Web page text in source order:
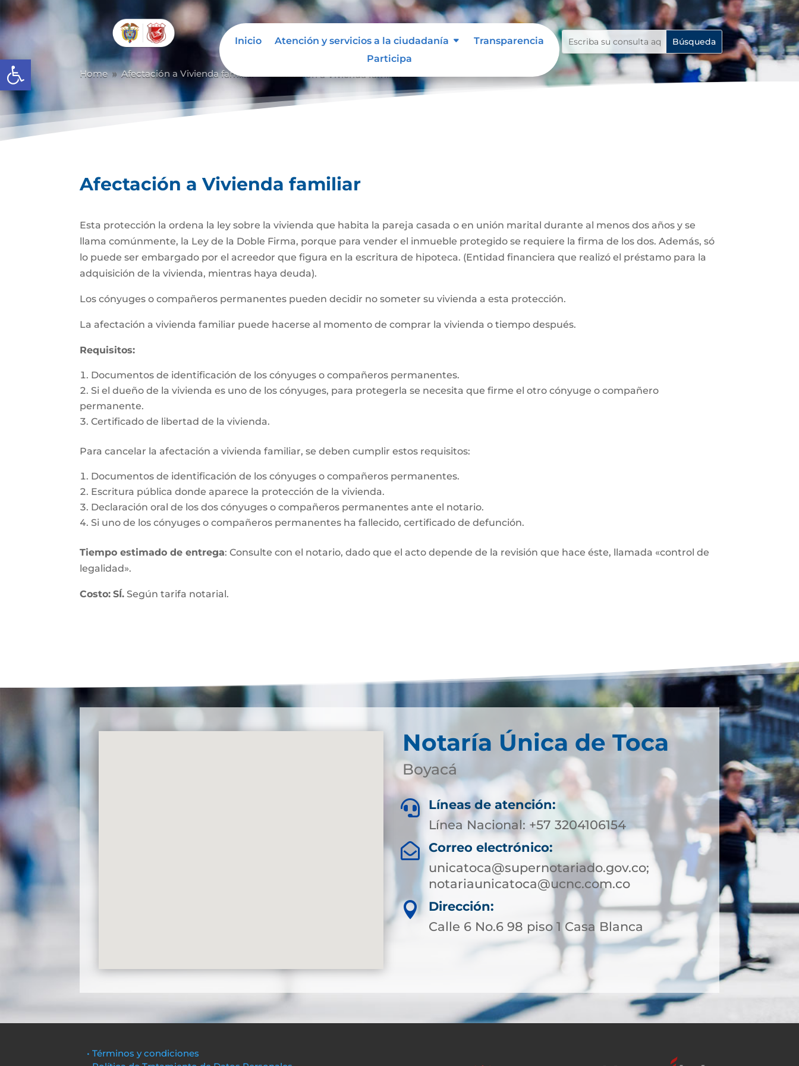
Abrir barra de herramientas
Inicio Atención y servicios a la ciudadanía
Transparencia
Participa
Home 9 Afectación a Vivienda familiar
Afectación a Vivienda familiar
Esta protección la ordena la ley sobre la vivienda que habita la pareja casada o en unión marital durante al menos dos años y se
llama comúnmente, la Ley de la Doble Firma, porque para vender el inmueble protegido se requiere la firma de los dos. Además, só
lo puede ser embargado por el acreedor que figura en la escritura de hipoteca. (Entidad financiera que realizó el préstamo para la
adquisición de la vivienda, mientras haya deuda).
Los cónyuges o compañeros permanentes pueden decidir no someter su vivienda a esta protección.
La afectación a vivienda familiar puede hacerse al momento de comprar la vivienda o tiempo después.
Requisitos:
Documentos de identificación de los cónyuges o compañeros permanentes.
Si el dueño de la vivienda es uno de los cónyuges, para protegerla se necesita que firme el otro cónyuge o compañero
permanente.
Certificado de libertad de la vivienda.
Para cancelar la afectación a vivienda familiar, se deben cumplir estos requisitos:
Documentos de identificación de los cónyuges o compañeros permanentes.
Escritura pública donde aparece la protección de la vivienda.
Declaración oral de los dos cónyuges o compañeros permanentes ante el notario.
Si uno de los cónyuges o compañeros permanentes ha fallecido, certificado de defunción.
Tiempo estimado de entrega: Consulte con el notario, dado que el acto depende de la revisión que hace éste, llamada «control de
legalidad».
Costo: SÍ. Según tarifa notarial.
Notaría Única de Toca
Boyacá

Líneas de atención:
Línea Nacional: +57 3204106154
 Correo electrónico:
unicatoca@supernotariado.gov.co;
notariaunicatoca@ucnc.com.co

Dirección:
Calle 6 No.6 98 piso 1 Casa Blanca
• Términos y condiciones